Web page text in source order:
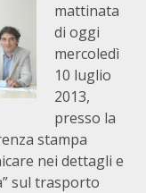
mattinata
di oggi
mercoledì
10 luglio
2013,
presso la
stampa
nei dettagli e
sul trasporto